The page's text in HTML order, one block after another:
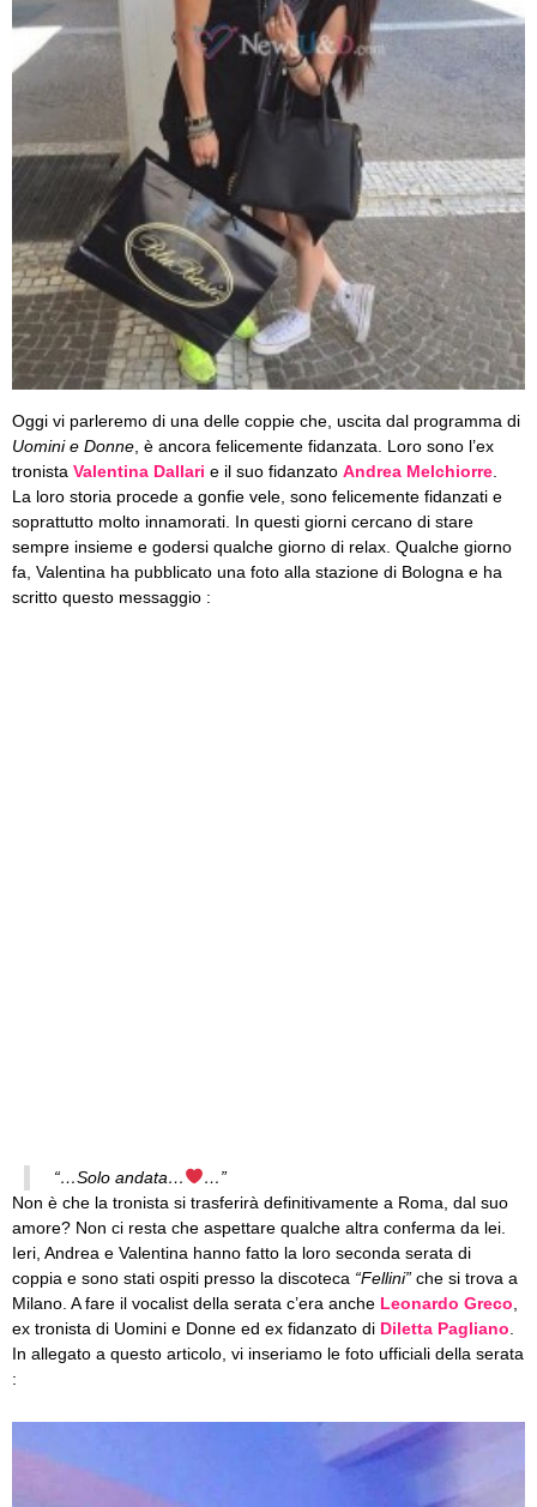
Oggi vi parleremo di una delle coppie che, uscita dal programma di
Uomini e Donne , è ancora felicemente fidanzata. Loro sono l’ex
tronista Valentina Dallari e il suo fidanzato Andrea Melchiorre
La loro storia procede a gonfie vele, sono felicemente fidanzati e
soprattutto molto innamorati. In questi giorni cercano di stare
sempre insieme e godersi qualche giorno di relax. Qualche giorno
fa, Valentina ha pubblicato una foto alla stazione di Bologna e ha
scritto questo messaggio :
“…Solo andata…
…”
Non è che la tronista si trasferirà definitivamente a Roma, dal suo
amore? Non ci resta che aspettare qualche altra conferma da lei.
Ieri, Andrea e Valentina hanno fatto la loro seconda serata di
coppia e sono stati ospiti presso la discoteca “Fellini” che si trova a
Milano. A fare il vocalist della serata c’era anche Leonardo Greco
ex tronista di Uomini e Donne ed ex fidanzato di Diletta Pagliano
In allegato a questo articolo, vi inseriamo le foto ufficiali della serata
: